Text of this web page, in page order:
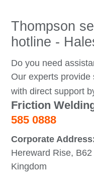
Thompson
hotline -
Do you need
Our experts
with direct support
Friction
585 0888
Corporate
Hereward Rise,
Kingdom